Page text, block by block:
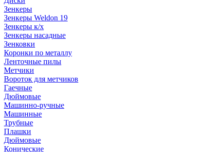
Зенкеры
Зенкеры Weldon 19
Зенкеры к/х
Зенкеры насадные
Зенковки
Коронки по металлу
Ленточные пилы
Метчики
Вороток для метчиков
Гаечные
Дюймовые
Машинно-ручные
Машинные
Трубные
Плашки
Дюймовые
Конические